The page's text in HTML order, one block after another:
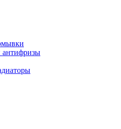
антифризы